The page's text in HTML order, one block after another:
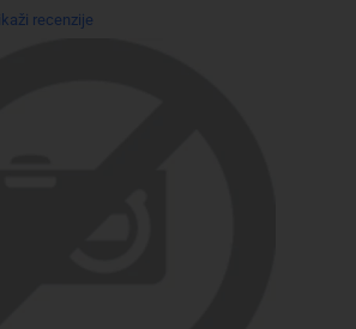
recenzije